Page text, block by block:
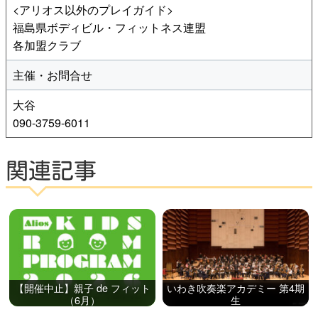
<アリオス以外のプレイガイド>
福島県ボディビル・フィットネス連盟
各加盟クラブ
主催・お問合せ
大谷
090-3759-6011
関連記事
【開催中止】親子 de フィット
（6月）
いわき吹奏楽アカデミー 第4期
生